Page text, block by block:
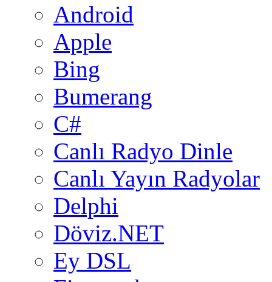
Android
Apple
Bing
Bumerang
C#
Canlı Radyo Dinle
Canlı Yayın Radyolar
Delphi
Döviz.NET
Ey DSL